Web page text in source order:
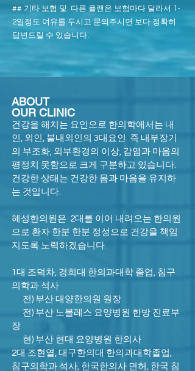
## 기타 보험 및 다른 플랜은 보험마다 달라서 1-
2일정도 여유를 두시고 문의주시면 보다 정확히
답변드릴 수 있습니다.
ABOUT
OUR CLINIC
건강을 해치는 요인으로 한의학에서는 내
인, 외인, 불내외인의 3대요인 즉 내부장기
의 부조화, 외부환경의 이상, 감염과 마음의
평정치 못함으로 크게 구분하고 있습니다.
건강한 상태는 건강한 몸과 마음을 유지하
는 것입니다.
혜성한의원은 2대를 이어 내려오는 한의원
으로 환자 한분 한분 정성으로 건강을 책임
지도록 노력하겠습니다.
1대 조덕차, 경희대 한의과대학 졸업, 침구
의학과 석사
전) 부산 대양한의원 원장
전) 부산 노블레스 요양병원 한방 진료부
장
현) 부산 현대 요양병원 한의사
2대 조현열, 대구한의대 한의과대학졸업,
침구의학과 석사, 한국한의사 면허, 한국 침